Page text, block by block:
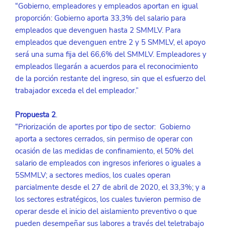
“Gobierno, empleadores y empleados aportan en igual
proporción: Gobierno aporta 33,3% del salario para
empleados que devenguen hasta 2 SMMLV. Para
empleados que devenguen entre 2 y 5 SMMLV, el apoyo
será una suma fija del 66,6% del SMMLV. Empleadores y
empleados llegarán a acuerdos para el reconocimiento
de la porción restante del ingreso, sin que el esfuerzo del
trabajador exceda el del empleador.”
Propuesta 2.
“Priorización de aportes por tipo de sector:  Gobierno
aporta a sectores cerrados, sin permiso de operar con
ocasión de las medidas de confinamiento, el 50% del
salario de empleados con ingresos inferiores o iguales a
5SMMLV; a sectores medios, los cuales operan
parcialmente desde el 27 de abril de 2020, el 33,3%; y a
los sectores estratégicos, los cuales tuvieron permiso de
operar desde el inicio del aislamiento preventivo o que
pueden desempeñar sus labores a través del teletrabajo